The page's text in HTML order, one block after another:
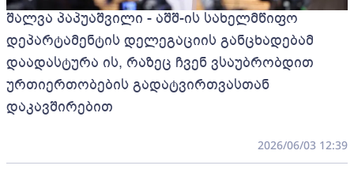
შალვა პაპუაშვილი - აშშ-ის სახელმწიფო
დეპარტამენტის დელეგაციის განცხადებამ
დაადასტურა ის, რაზეც ჩვენ ვსაუბრობდით
ურთიერთობების გადატვირთვასთან
დაკავშირებით
2026/06/03 12:39